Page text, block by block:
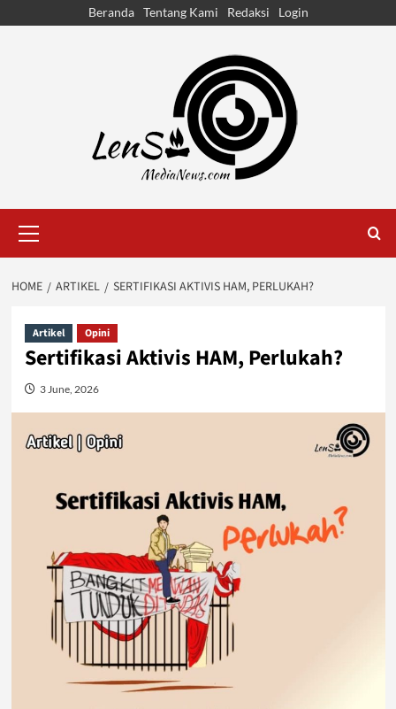
Beranda Tentang Kami Redaksi Login
Menu
HOME ARTIKEL SERTIFIKASI AKTIVIS HAM, PERLUKAH?
Artikel Opini
Sertifikasi Aktivis HAM, Perlukah?
3 June, 2026